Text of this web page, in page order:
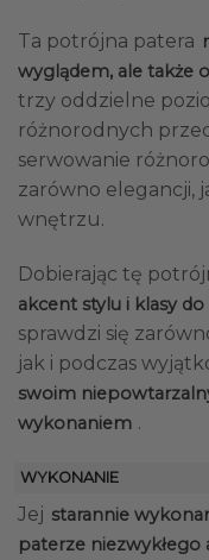
Ta potrójna patera
wyglądem, ale także
trzy oddzielne
różnorodnych
serwowanie
zarówno elegancji,
wnętrzu.
Dobierając tę
akcent stylu i klasy
sprawdzi się
jak i podczas
swoim
wykonaniem .
WYKONANIE
Jej starannie
paterze niezwykłego